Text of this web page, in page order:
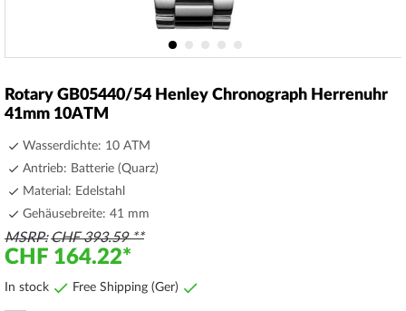
the
beginning
images
gallery
Rotary GB05440/54 Henley Chronograph Herrenuhr
41mm 10ATM
Wasserdichte: 10 ATM
Antrieb: Batterie (Quarz)
Material: Edelstahl
Gehäusebreite: 41 mm
MSRP CHF 393.59
CHF 164.22
In stock Free Shipping (Ger)